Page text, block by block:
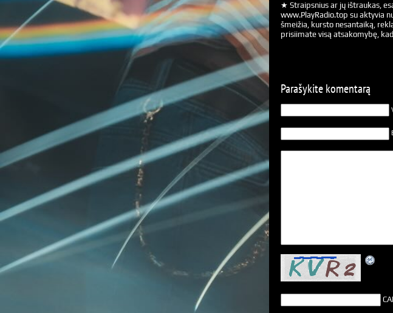
★ Straipsnius ar jų ištraukas,
www.PlayRadio.top su aktyvia
šmeižia, kursto nesantaiką,
prisiimate visą atsakomybę, kad
Parašykite komentarą